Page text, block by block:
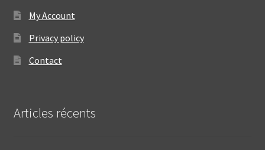
My Account
Privacy policy
Contact
Articles récents